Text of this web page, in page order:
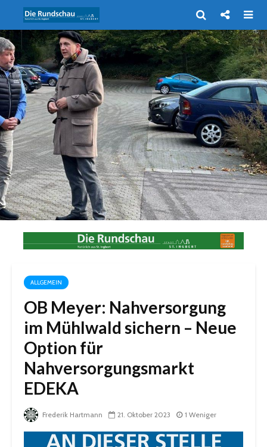
ALLGEMEIN
OB Meyer: Nahversorgung
im Mühlwald sichern – Neue
Option für
Nahversorgungsmarkt
EDEKA
Frederik Hartmann 21. Oktober 2023 1 Weniger